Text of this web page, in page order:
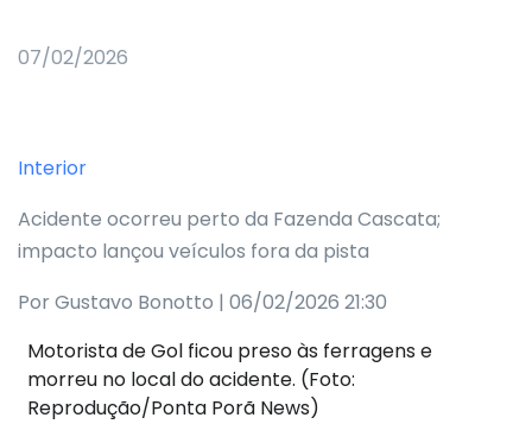
07/02/2026
Interior
Acidente ocorreu perto da Fazenda Cascata;
impacto lançou veículos fora da pista
Por Gustavo Bonotto | 06/02/2026 21:30
Motorista de Gol ficou preso às ferragens e
morreu no local do acidente. (Foto:
Reprodução/Ponta Porã News)